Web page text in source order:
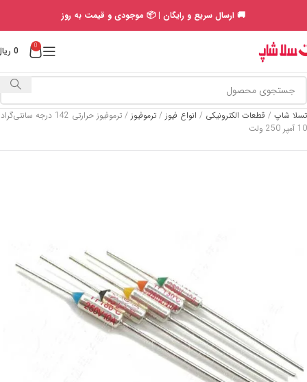
🚚 ارسال سریع و رایگان | 📦 موجودی و قیمت به روز
0
0
تسلا شاپ / قطعات الکترونیکی / انواع فیوز / ترموفیوز /
ترموفیوز حرارتی 142 درجه سانتی‌گراد
10 آمپر 250 ولت